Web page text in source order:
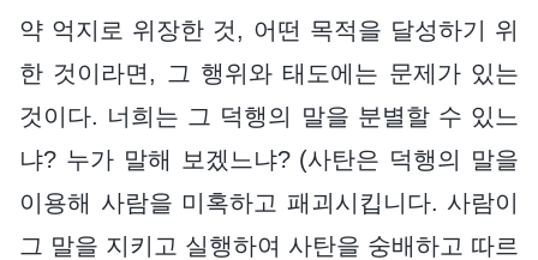
약 억지로 위장한 것, 어떤 목적을 달성하기 위
한 것이라면, 그 행위와 태도에는 문제가 있는
것이다. 너희는 그 덕행의 말을 분별할 수 있느
냐? 누가 말해 보겠느냐? (사탄은 덕행의 말을
이용해 사람을 미혹하고 패괴시킵니다. 사람이
그 말을 지키고 실행하여 사탄을 숭배하고 따르